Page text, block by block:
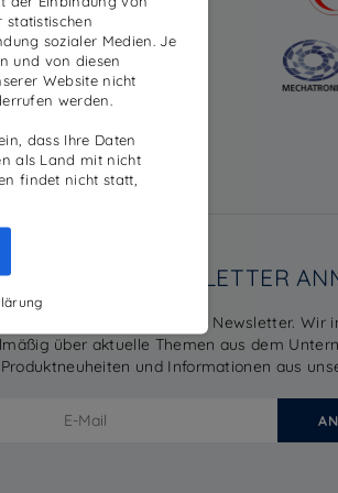
NEWSLETTER
Sie sich hier für unseren Newsletter. Wir
über aktuelle Themen aus dem
Produktneuheiten und Informationen aus
statistischen
sozialer Medien. Je
und von diesen
Website nicht
werden.
dass Ihre Daten
als Land mit nicht
findet nicht statt,